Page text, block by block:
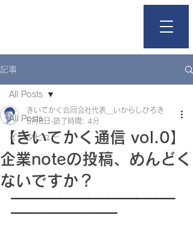
記事
All Posts
インタビュー
All Posts
【きいてかく通信 vol.0】
企業noteの投稿、めんどく
ないですか？
きいてかく合同会社代表＿いからしひろき
5月8日 読了時間: 4分
━━━━━━━━━━━━━━━━━
━━━━━━━━━━━